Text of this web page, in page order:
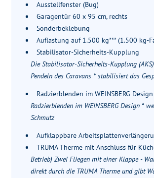
Ausstellfenster (Bug)
Garagentür 60 x 95 cm, rechts
Sonderbeklebung
Auflastung auf 1.500 kg*** (1.500 kg-
Stabilisator-Sicherheits-Kupplung
Die Stabilisator-Sicherheits-Kupplung
Pendeln des Caravans * stabilisiert das
Radzierblenden im WEINSBERG Design
Radzierblenden im WEINSBERG Design *
Schmutz
Aufklappbare
TRUMA Therme mit Anschluss für
Betrieb) Zwei Fliegen mit einer Klappe -
direkt durch die TRUMA Therme und gibt